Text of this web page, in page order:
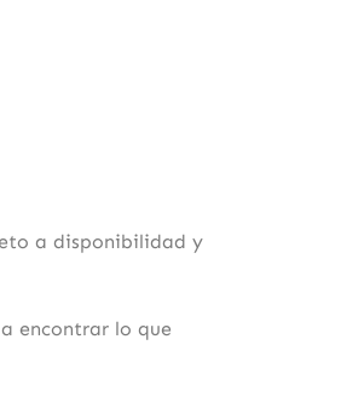
a disponibilidad y
encontrar lo que